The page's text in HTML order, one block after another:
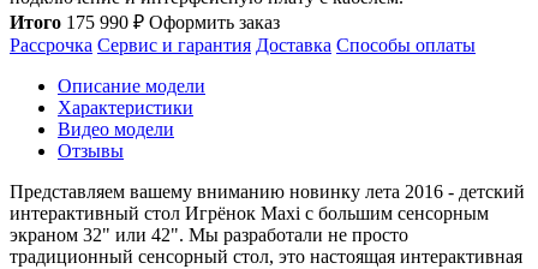
Итого 175 990 ₽ Оформить заказ
Рассрочка Сервис и гарантия Доставка Способы оплаты
Описание модели
Характеристики
Видео модели
Отзывы
Представляем вашему вниманию новинку лета 2016 - детский
интерактивный стол Игрёнок Maxi с большим сенсорным
экраном 32" или 42". Мы разработали не просто
традиционный сенсорный стол, это настоящая интерактивная